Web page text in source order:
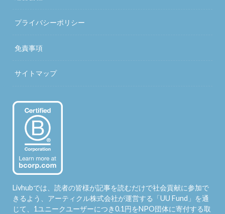
プライバシーポリシー
免責事項
サイトマップ
Livhubでは、読者の皆様が記事を読むだけで社会貢献に参加で
きるよう、アーティクル株式会社が運営する「UU Fund 」を通
じて、1ユニークユーザーにつき0.1円をNPO団体に寄付する取